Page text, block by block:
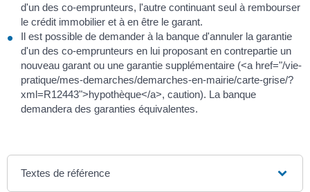
d'un des co-emprunteurs, l'autre continuant seul à rembourser
le crédit immobilier et à en être le garant.
Il est possible de demander à la banque d'annuler la garantie
d'un des co-emprunteurs en lui proposant en contrepartie un
nouveau garant ou une garantie supplémentaire (<a href="/vie-
pratique/mes-demarches/demarches-en-mairie/carte-grise/?
xml=R12443">hypothèque</a>, caution). La banque
demandera des garanties équivalentes.
Textes de référence